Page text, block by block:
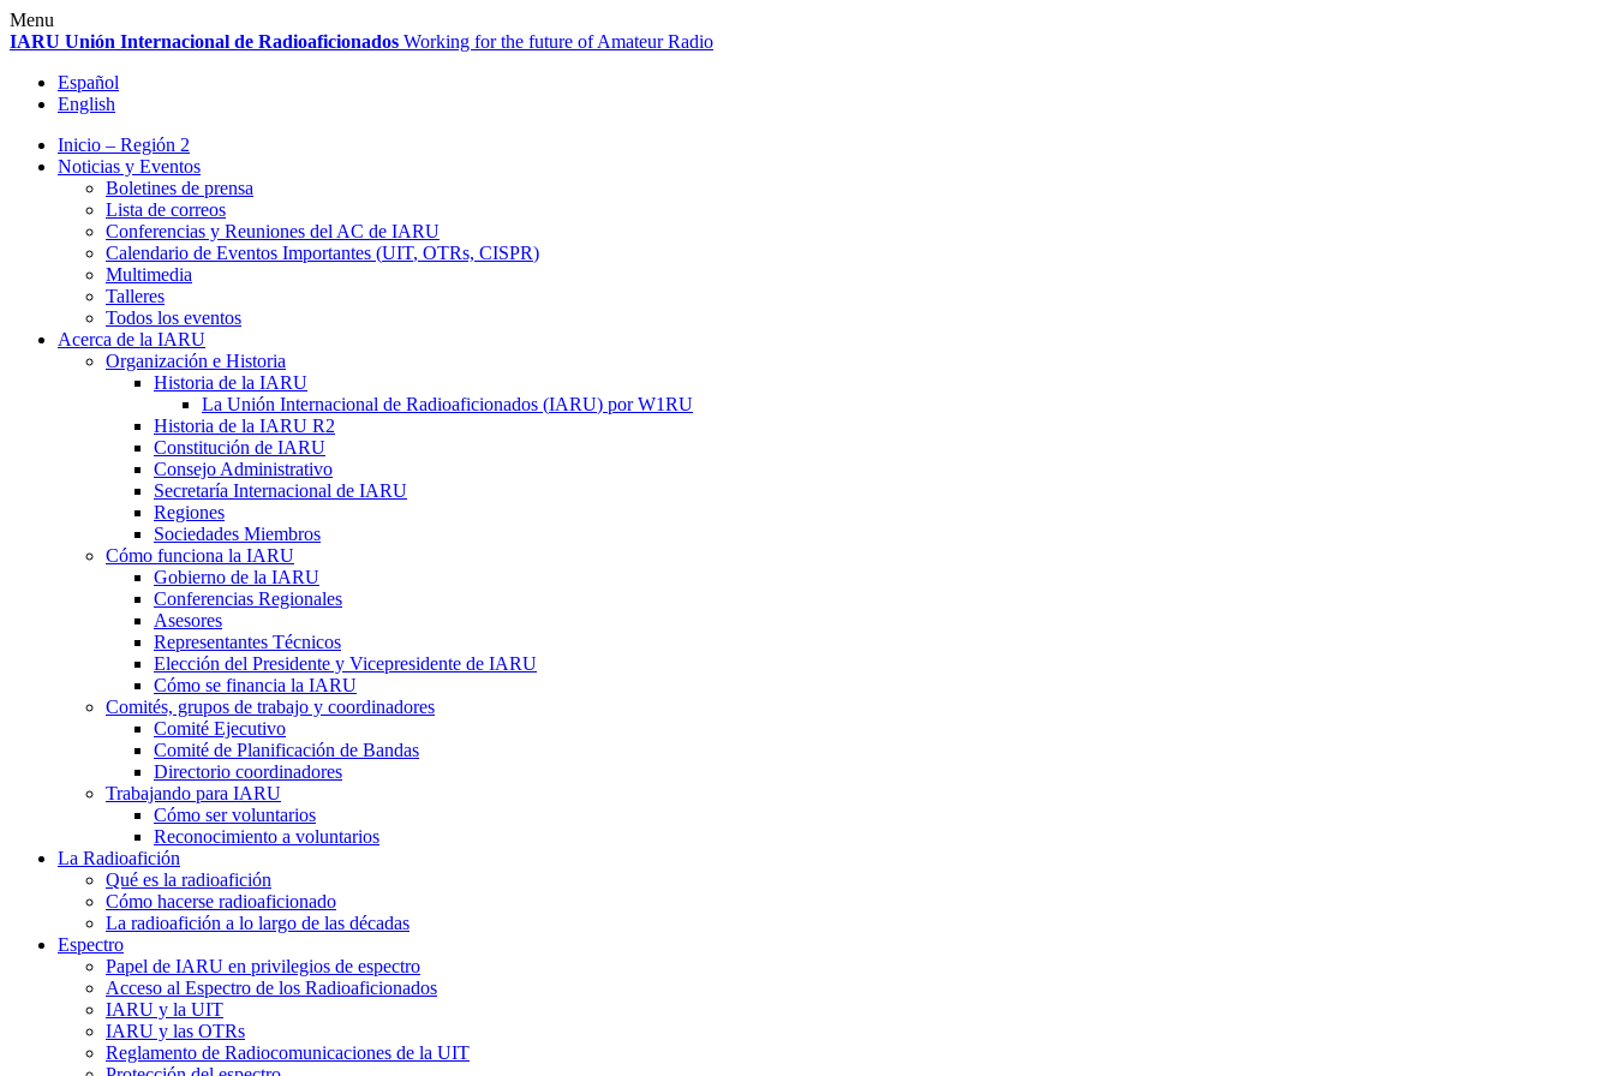
Skip
to
Menu
IARU Unión Internacional de Radioaficionados Working for the future of Amateur Radio
Español
English
Inicio – Región 2
Noticias y Eventos
Boletines de prensa
Lista de correos
Conferencias y Reuniones del AC de IARU
Calendario de Eventos Importantes (UIT, OTRs, CISPR)
Multimedia
Talleres
Todos los eventos
Acerca de la IARU
Organización e Historia
Historia de la IARU
La Unión Internacional de Radioaficionados (IARU) porW1RU
Historia de la IARU R2
Constitución de IARU
Consejo Administrativo
Secretaría Internacional de IARU
Regiones
Sociedades Miembros
Cómo funciona la IARU
Gobierno de la IARU
Conferencias Regionales
Asesores
Representantes Técnicos
Elección del Presidente y Vicepresidente de IARU
Cómo se financia la IARU
Comités, grupos de trabajo y coordinadores
Comité Ejecutivo
Comité de Planificación de Bandas
Directorio coordinadores
Trabajando para IARU
Cómo ser voluntarios
Reconocimiento a voluntarios
La Radioafición
Qué es la radioafición
Cómo hacerse radioaficionado
La radioafición a lo largo de las décadas
Espectro
Papel de IARU en privilegios de espectro
Acceso al Espectro de los Radioaficionados
IARU y la UIT
IARU y las OTRs
Reglamento de Radiocomunicaciones de la UIT